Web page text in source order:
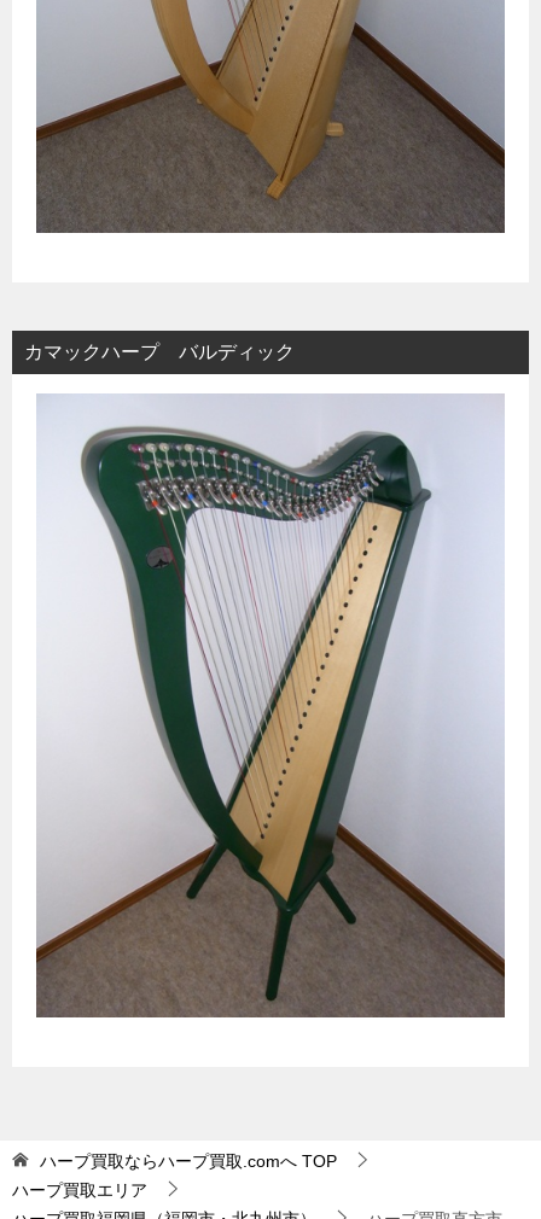
カマックハープ バルディック
ハープ買取ならハープ買取.comへ TOP
ハープ買取エリア